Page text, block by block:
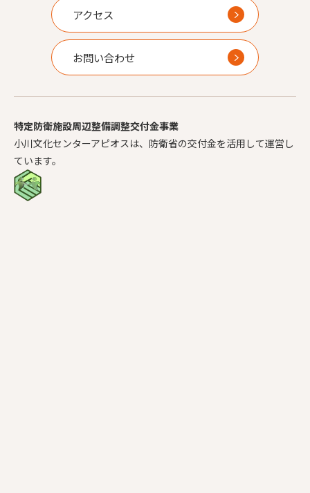
アクセス
お問い合わせ
特定防衛施設周辺整備調整交付金事業
小川文化センターアピオスは、防衛省の交付金を活用して運営し
ています。